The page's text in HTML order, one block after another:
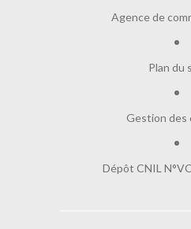
Agence de
Plan du
Gestion des
Dépôt CNIL